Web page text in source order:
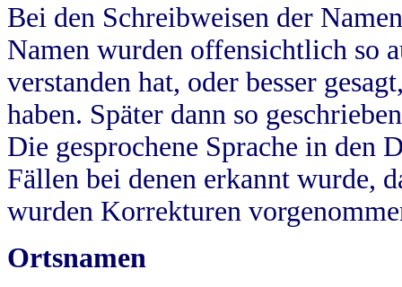
Bei den Schreibweisen der
Namen wurden offensichtlich so
verstanden hat, oder besser
haben. Später dann so
Die gesprochene Sprache in
Fällen bei denen erkannt wurde,
wurden Korrekturen
Ortsnamen